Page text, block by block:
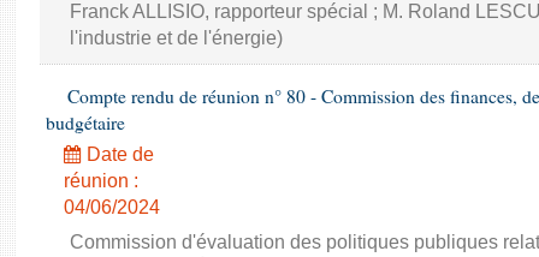
Franck ALLISIO, rapporteur spécial ; M. Roland
l'industrie et de l'énergie)
Compte rendu de réunion n° 80 - Commission des finances,
budgétaire
Date de
réunion :
04/06/2024
Commission d'évaluation des politiques publiques